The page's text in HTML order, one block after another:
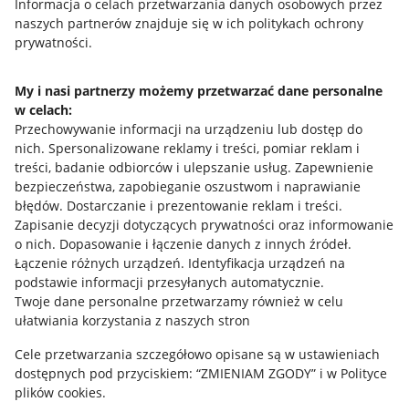
Informacja o celach przetwarzania danych osobowych przez
naszych partnerów znajduje się w ich politykach ochrony
prywatności.
My i nasi partnerzy możemy przetwarzać dane personalne
w celach:
Przechowywanie informacji na urządzeniu lub dostęp do
nich. Spersonalizowane reklamy i treści, pomiar reklam i
treści, badanie odbiorców i ulepszanie usług. Zapewnienie
bezpieczeństwa, zapobieganie oszustwom i naprawianie
błędów. Dostarczanie i prezentowanie reklam i treści.
Zapisanie decyzji dotyczących prywatności oraz informowanie
o nich. Dopasowanie i łączenie danych z innych źródeł.
Łączenie różnych urządzeń. Identyfikacja urządzeń na
podstawie informacji przesyłanych automatycznie.
Twoje dane personalne przetwarzamy również w celu
ułatwiania korzystania z naszych stron
Cele przetwarzania szczegółowo opisane są w ustawieniach
dostępnych pod przyciskiem: “ZMIENIAM ZGODY” i w Polityce
plików cookies.
Jak to działa
Allegro Gadane dla sprzedających
Allegro Gadane dla kupujących
Mapa miejscowości
Informacje prawne
Regulamin
Polityka plików "cookies"
Ustawienia plików "cookies"
Udostępnianie lokalizacji
Informacje dla Aktu o Usługach Cyfrowych